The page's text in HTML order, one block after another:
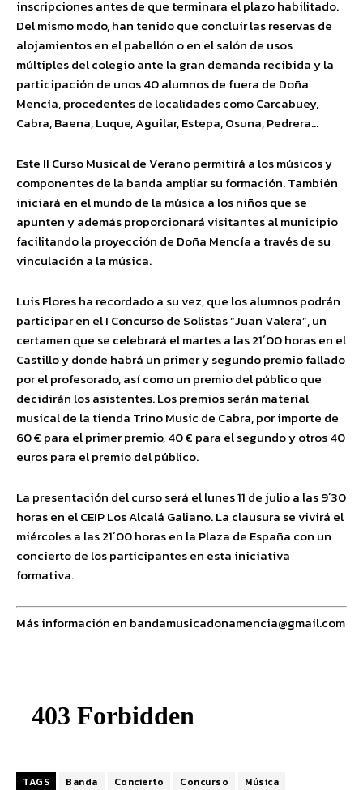
inscripciones antes de que terminara el plazo habilitado.
Del mismo modo, han tenido que concluir las reservas de
alojamientos en el pabellón o en el salón de usos
múltiples del colegio ante la gran demanda recibida y la
participación de unos 40 alumnos de fuera de Doña
Mencía, procedentes de localidades como Carcabuey,
Cabra, Baena, Luque, Aguilar, Estepa, Osuna, Pedrera…
Este II Curso Musical de Verano permitirá a los músicos y
componentes de la banda ampliar su formación. También
iniciará en el mundo de la música a los niños que se
apunten y además proporcionará visitantes al municipio
facilitando la proyección de Doña Mencía a través de su
vinculación a la música.
Luis Flores ha recordado a su vez, que los alumnos podrán
participar en el I Concurso de Solistas “Juan Valera”, un
certamen que se celebrará el martes a las 21´00 horas en el
Castillo y donde habrá un primer y segundo premio fallado
por el profesorado, así como un premio del público que
decidirán los asistentes. Los premios serán material
musical de la tienda Trino Music de Cabra, por importe de
60 € para el primer premio, 40 € para el segundo y otros 40
euros para el premio del público.
La presentación del curso será el lunes 11 de julio a las 9´30
horas en el CEIP Los Alcalá Galiano. La clausura se vivirá el
miércoles a las 21´00 horas en la Plaza de España con un
concierto de los participantes en esta iniciativa
formativa.
Más información en bandamusicadonamencia@gmail.com
TAGS Banda Concierto Concurso Música